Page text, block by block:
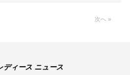
次へ »
ディース ニュース